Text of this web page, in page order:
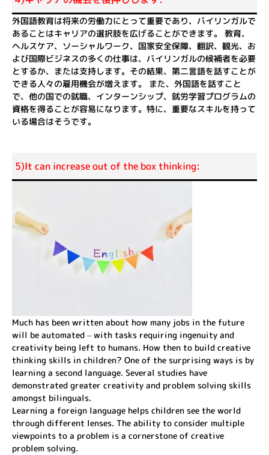
外国語教育は将来の労働力にとって重要であり、バイリンガルで
あることはキャリアの選択肢を広げることができます。 教育、
ヘルスケア、ソーシャルワーク、国家安全保障、翻訳、観光、お
よび国際ビジネスの多くの仕事は、バイリンガルの候補者を必要
とするか、または支持します。その結果、第二言語を話すことが
できる人々の雇用機会が増えます。 また、外国語を話すこと
で、他の国での就職、インターンシップ、就労学習プログラムの
資格を得ることが容易になります。特に、重要なスキルを持って
いる場合はそうです。
5)It can increase out of the box thinking:
Much has been written about how many jobs in the future
will be automated – with tasks requiring ingenuity and
creativity being left to humans. How then to build creative
thinking skills in children? One of the surprising ways is by
learning a second language. Several studies have
demonstrated greater creativity and problem solving skills
amongst bilinguals.
Learning a foreign language helps children see the world
through different lenses. The ability to consider multiple
viewpoints to a problem is a cornerstone of creative
problem solving.